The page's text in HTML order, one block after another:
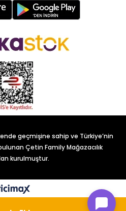
geçmişine sahip ve Türkiye’nin
Çetin Family Mağazacılık
kurulmuştur.